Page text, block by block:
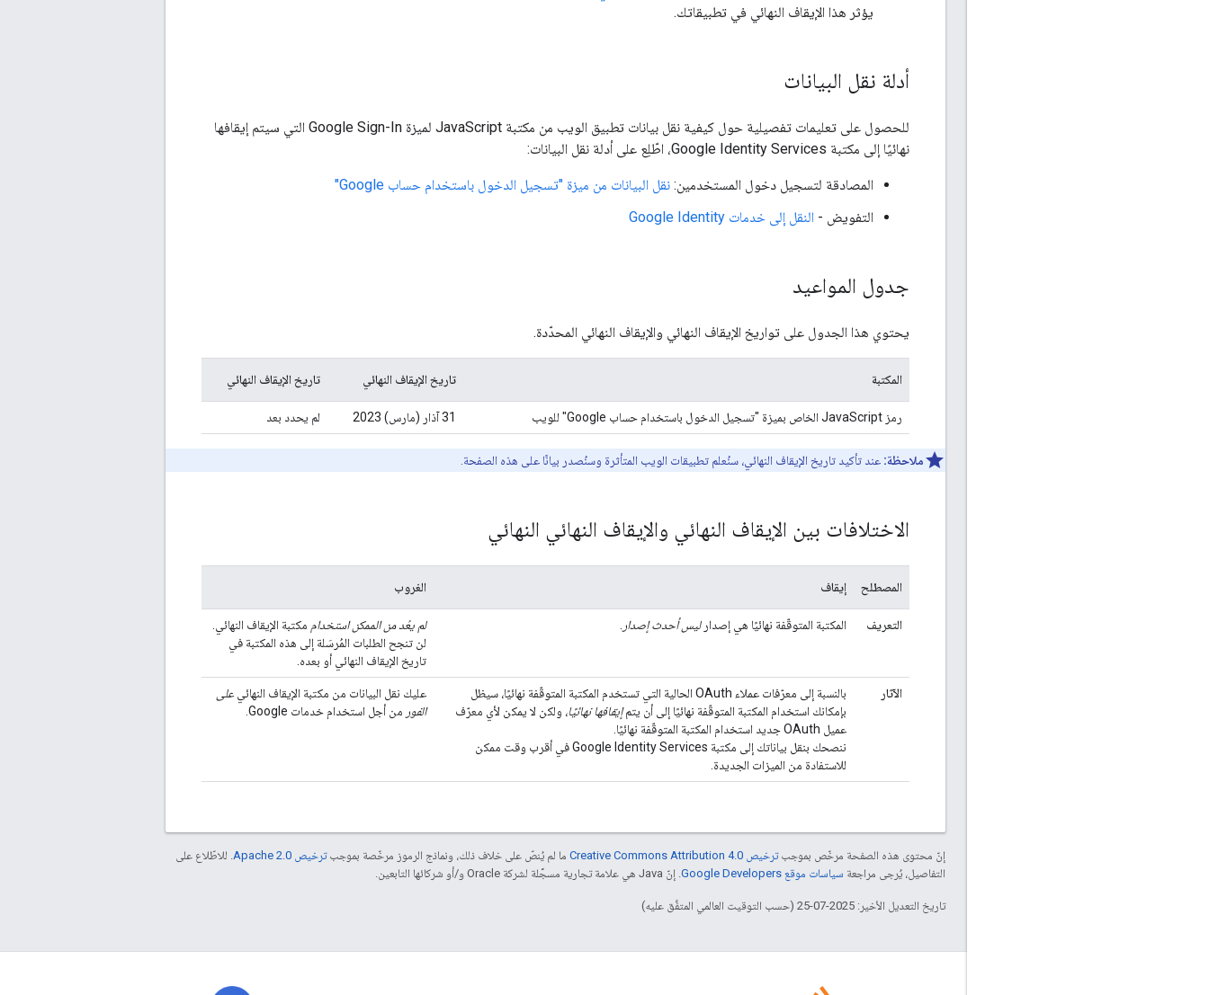
يؤثر هذا الإيقاف النهائي في تطبيقاتك.
أدلة نقل البيانات
للحصول على تعليمات تفصيلية حول كيفية نقل بيانات تطبيق الويب من مكتبة JavaScript لميزة Google Sign-In التي سيتم إيقافها
نهائيًا إلى مكتبة Google Identity Services، اطّلِع على أدلة نقل البيانات:
المصادقة لتسجيل دخول المستخدمين: نقل البيانات من ميزة "تسجيل الدخول باستخدام حساب Google"
التفويض - النقل إلى خدمات Google Identity
جدول المواعيد
يحتوي هذا الجدول على تواريخ الإيقاف النهائي والإيقاف النهائي المحدّدة.
المكتبة تاريخ الإيقاف النهائي تاريخ الإيقاف النهائي
رمز JavaScript الخاص بميزة "تسجيل الدخول باستخدام حساب Google" للويب 31 آذار (مارس) 2023 لم يحدد بعد
ملاحظة: عند تأكيد تاريخ الإيقاف النهائي، سنُعلم تطبيقات الويب المتأثرة وسنُصدر بيانًا على هذه الصفحة.
الاختلافات بين الإيقاف النهائي والإيقاف النهائي النهائي
المصطلح إيقاف الغروب
التعريف المكتبة المتوقّفة نهائيًا هي إصدارليس أحدث إصدار لم يعُد من الممكن استخدام مكتبة الإيقاف النهائي.
لن تنجح الطلبات المُرسَلة إلى هذه المكتبة في
تاريخ الإيقاف النهائي أو بعده.
الآثار
بالنسبة إلى معرّفات عملاء OAuth الحالية التي تستخدم المكتبة المتوقّفة نهائيًا، سيظل
بإمكانك استخدام المكتبة المتوقّفة نهائيًا إلى أن يتمإيقافها نهائيًا، ولكن لا يمكن لأي معرّف
عميل OAuth جديد استخدام المكتبة المتوقّفة نهائيًا.
ننصحك بنقل بياناتك إلى مكتبة Google Identity Services في أقرب وقت ممكن
للاستفادة من الميزات الجديدة.
عليك نقل البيانات من مكتبة الإيقاف النهائي على
الفور من أجل استخدام خدمات Google.
إنّ محتوى هذه الصفحة مرخّص بموجبترخيص Creative Commons Attribution 4.0‏ ما لم يُنصّ على خلاف ذلك، ونماذج الرموز مرخّصة بموجبترخيص Apache 2.0‏
. للاطّلاع على
التفاصيل، يُرجى مراجعة سياسات موقع Google Developers‏ . إنّ Java هي علامة تجارية مسجَّلة لشركة Oracle و/أو شركائها التابعين.
تاريخ التعديل الأخير: 2025-07-25 (حسب التوقيت العالمي المتفَّق عليه)